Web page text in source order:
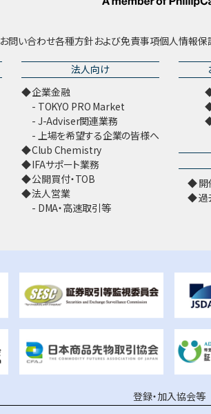
お問い合わせ各種方針および免責事項個人情報保
法人向け
企業金融
TOKYO PRO Market
J-Adviser関連業務
上場を希望する企業の皆様へ
Club Chemistry
IFAサポート業務
公開買付・TOB
法人営業
DMA・高速取引等
開
過
登録・加入協会等